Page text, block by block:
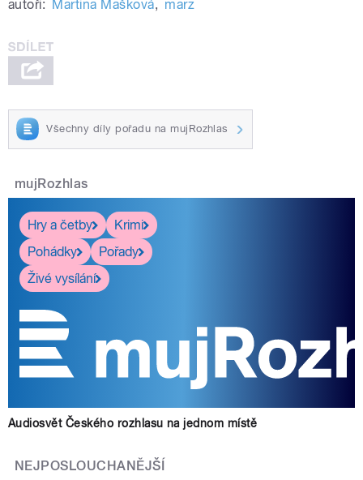
autoři: Martina Mašková, marz
Všechny díly pořadu na mujRozhlas
mujRozhlas
Hry a četby
Krimi
Pohádky
Pořady
Živé vysílání
Audiosvět Českého rozhlasu na jednom místě
NEJPOSLOUCHANĚJŠÍ